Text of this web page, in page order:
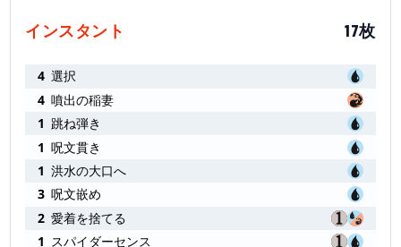
インスタント 17枚
4 選択
4 噴出の稲妻
1 跳ね弾き
1 呪文貫き
1 洪水の大口へ
3 呪文嵌め
2 愛着を捨てる
1 スパイダーセンス